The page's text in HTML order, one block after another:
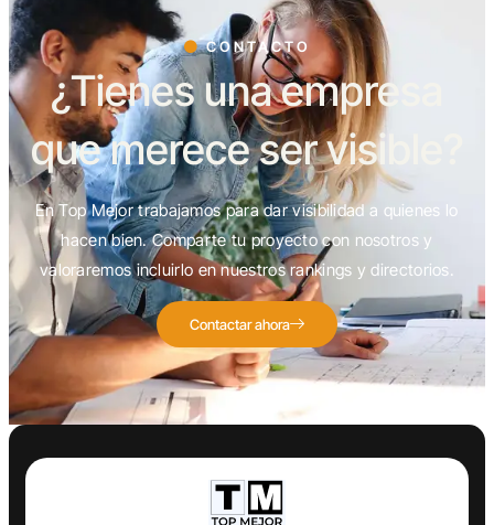
CONTACTO
¿Tienes una empresa
que merece ser visible?
En Top Mejor trabajamos para dar visibilidad a quienes lo
hacen bien. Comparte tu proyecto con nosotros y
valoraremos incluirlo en nuestros rankings y directorios.
Contactar ahora